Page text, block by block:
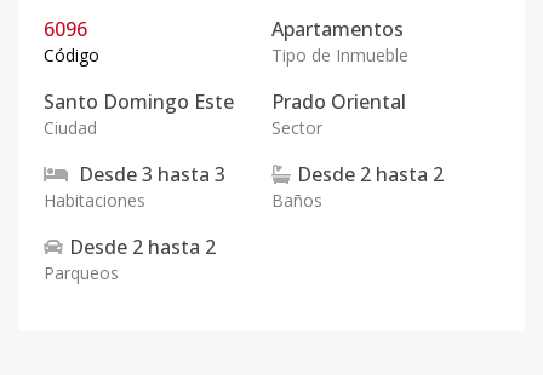
6096
Código
Apartamentos
Tipo de Inmueble
Santo Domingo Este
Ciudad
Prado Oriental
Sector
Desde3 hasta 3
Habitaciones
Desde 2 hasta 2
Baños
Desde 2 hasta 2
Parqueos